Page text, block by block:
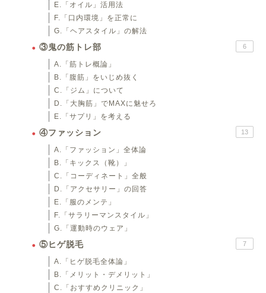
E.「オイル」活用法
F.「口内環境」を正常に
G.「ヘアスタイル」の解法
③鬼の筋トレ部 6
A.「筋トレ概論」
B.「腹筋」をいじめ抜く
C.「ジム」について
D.「大胸筋」でMAXに魅せろ
E.「サプリ」を考える
④ファッション 13
A.「ファッション」全体論
B.「キックス（靴）」
C.「コーディネート」全般
D.「アクセサリー」の回答
E.「服のメンテ」
F.「サラリーマンスタイル」
G.「運動時のウェア」
⑤ヒゲ脱毛 7
A.「ヒゲ脱毛全体論」
B.「メリット・デメリット」
C.「おすすめクリニック」